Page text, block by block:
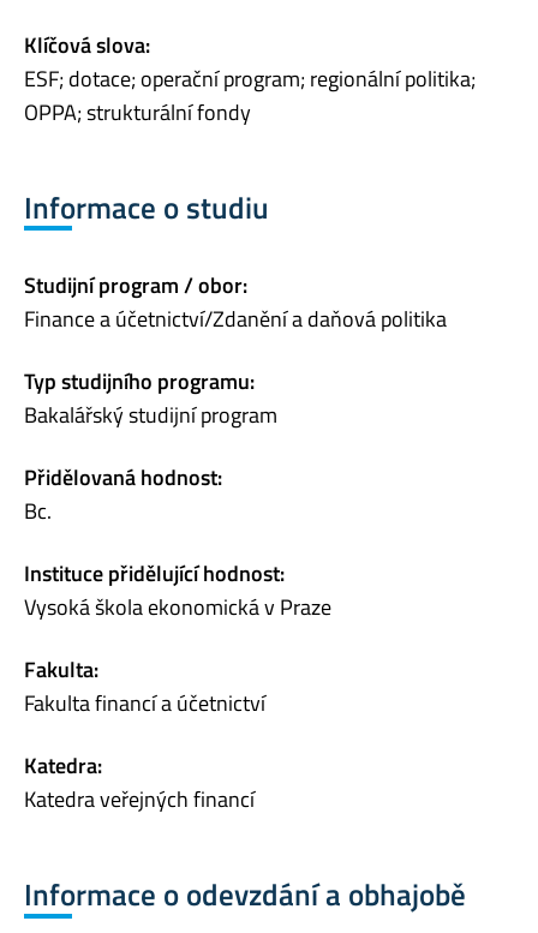
Klíčová slova:
ESF; dotace; operační program; regionální politika;
OPPA; strukturální fondy
Informace o studiu
Studijní program / obor:
Finance a účetnictví/Zdanění a daňová politika
Typ studijního programu:
Bakalářský studijní program
Přidělovaná hodnost:
Bc.
Instituce přidělující hodnost:
Vysoká škola ekonomická v Praze
Fakulta:
Fakulta financí a účetnictví
Katedra:
Katedra veřejných financí
Informace o odevzdání a obhajobě